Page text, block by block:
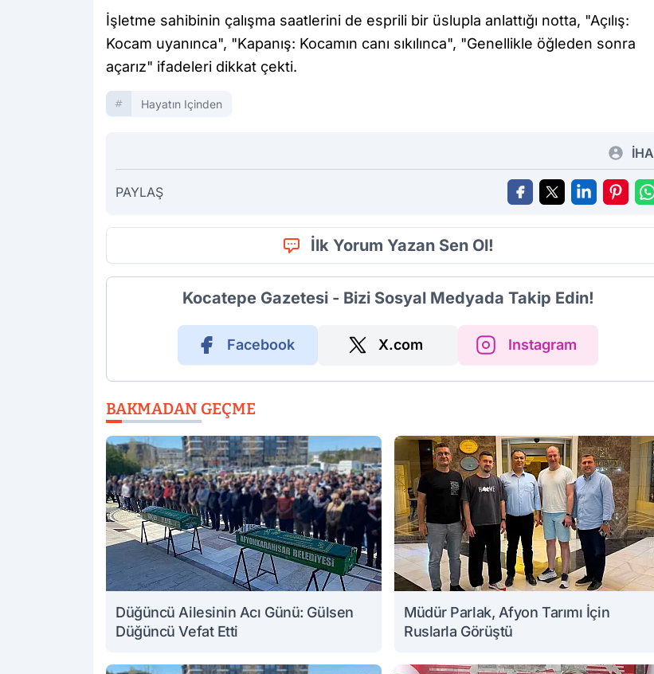
İşletme sahibinin çalışma saatlerini de esprili bir üslupla anlattığı notta, "Açılış:
Kocam uyanınca", "Kapanış: Kocamın canı sıkılınca", "Genellikle öğleden sonra
açarız" ifadeleri dikkat çekti.
Hayatın Içinden
İHA
PAYLAŞ
İlk Yorum Yazan Sen Ol!
Kocatepe Gazetesi - Bizi Sosyal Medyada Takip Edin!
Facebook X.com Instagram
BAKMADAN GEÇME
Düğüncü Ailesinin Acı Günü: Gülsen
Düğüncü Vefat Etti
Müdür Parlak, Afyon Tarımı İçin
Ruslarla Görüştü